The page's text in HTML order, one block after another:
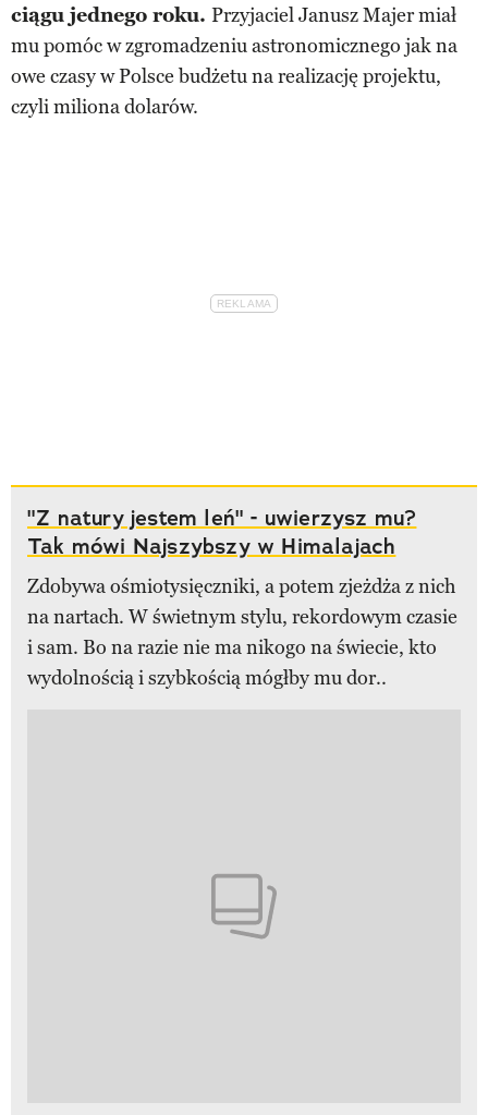
ciągu jednego roku. Przyjaciel Janusz Majer miał
mu pomóc w zgromadzeniu astronomicznego jak na
owe czasy w Polsce budżetu na realizację projektu,
czyli miliona dolarów.
"Z natury jestem leń" - uwierzysz mu?
Tak mówi Najszybszy w Himalajach
Zdobywa ośmiotysięczniki, a potem zjeżdża z nich
na nartach. W świetnym stylu, rekordowym czasie
i sam. Bo na razie nie ma nikogo na świecie, kto
wydolnością i szybkością mógłby mu dor..